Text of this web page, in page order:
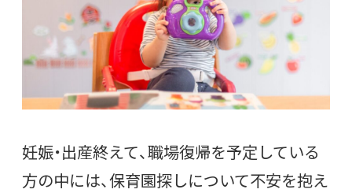
妊娠・出産終えて、職場復帰を予定している
方の中には、保育園探しについて不安を抱え